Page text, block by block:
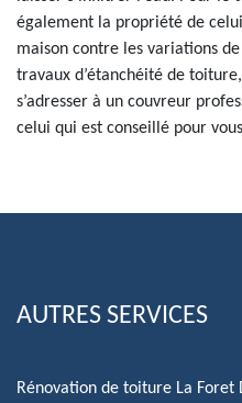
également la propriété de
maison contre les variations
travaux d’étanchéité de
s’adresser à un couvreur
celui qui est conseillé pour
AUTRES SERVICES
Rénovation de toiture La Foret